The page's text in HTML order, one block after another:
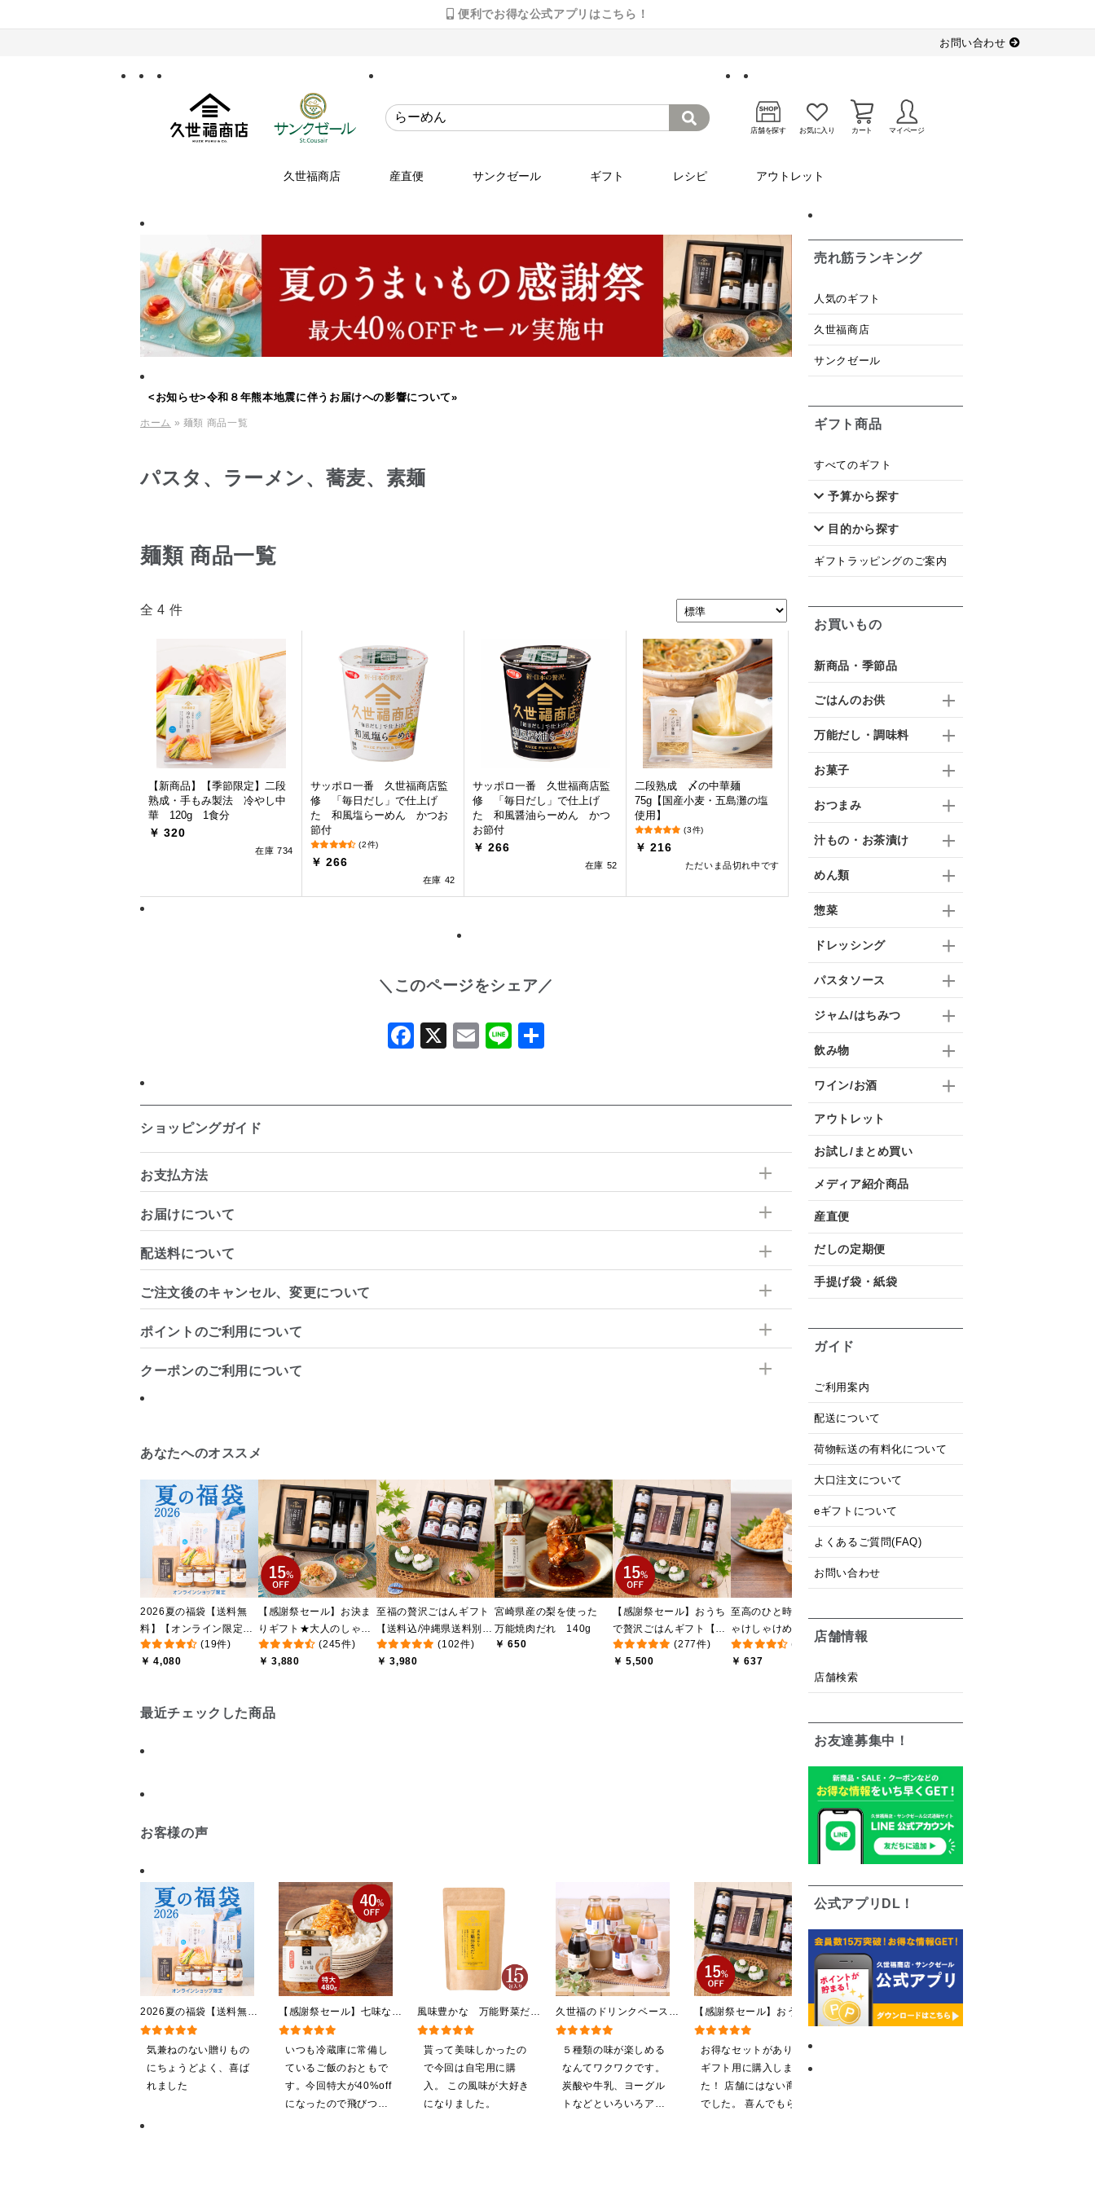
便利でお得な公式アプリはこちら！
お問い合わせ
店舗を探す お気に入り カート マイページ
久世福商店 産直便 サンクゼール ギフト レシピ アウトレット
<お知らせ>令和８年熊本地震に伴うお届けへの影響について»
ホーム » 麺類 商品一覧
パスタ、ラーメン、蕎麦、素麺
麺類 商品一覧
全 4 件
【新商品】【季節限定】二段
熟成・手もみ製法 冷やし中
華 120g 1食分
￥ 320
在庫 734
サッポロ一番 久世福商店監
修 「毎日だし」で仕上げ
た 和風塩らーめん かつお
節付
(2件)
￥ 266
在庫 42
サッポロ一番 久世福商店監
修 「毎日だし」で仕上げ
た 和風醤油らーめん かつ
お節付
￥ 266
在庫 52
二段熟成 〆の中華麺
75g【国産小麦・五島灘の塩
使用】
(3件)
￥ 216
ただいま品切れ中です
＼このページをシェア／
Facebook
X Email
Line
ショッピングガイド
お支払方法
お届けについて
配送料について
ご注文後のキャンセル、変更について
ポイントのご利用について
クーポンのご利用について
あなたへのオススメ
2026夏の福袋【送料無
料】【オンライン限定】
【ポイントキャンペーン
実施中】【のし・ラッピ
(19件)
￥ 4,080
【感謝祭セール】お決ま
りギフト★大人のしゃけ
しゃけめんたい入り【送
料込/沖縄県送料別途】
(245件)
￥ 3,880
至福の贅沢ごはんギフト
【送料込/沖縄県送料別
途】【化粧箱包装付/オン
ライン限定】
(102件)
￥ 3,980
宮崎県産の梨を使った
万能焼肉だれ 140g
￥ 650
【感謝祭セール】おうち
で贅沢ごはんギフト【送
料無料/沖縄県送料別途】
【化粧箱包装付/オンライ
(277件)
￥ 5,500
至高のひと時 大人のし
ゃけしゃけめんたい
80g【鮭ほぐし・フレー
ク】
(193件)
￥ 637
／希釈タイプ）(12件)
最近チェックした商品
お客様の声
【感謝祭セール】七味なめ
茸 480g（特大）（八幡
屋礒五郎の七味唐辛子入
り）
いつも冷蔵庫に常備し
ているご飯のおともで
す。今回特大が40%off
になったので飛びつき
【感謝祭セール】おうちで
贅沢ごはんギフト【送料無
料/沖縄県送料別途】【化
粧箱包装付/オンライン限
定】
お得なセットがあり、
ギフト用に購入しまし
た！ 店舗にはない商品
でした。 喜んでもらえ
2026夏の福袋【送料無
料】【オンライン限定】
【ポイントキャンペーン実
施中】【のし・ラッピン
グ・化粧箱詰め不可】
気兼ねのない贈りもの
にちょうどよく、喜ば
れました
黒糖ミルク珈琲の素
275ml （ドリンクベース／
久世福のドリンクベース
全5種飲み比べまとめ買
い 5本入（ドリンクベー
ス／希釈タイプ）
５種類の味が楽しめる
なんてワクワクです。
炭酸や牛乳、ヨーグル
トなどといろいろアレ
風味豊かな 万能野菜だ
し 120g（8g×15包）
【だしパック】
貰って美味しかったの
で今回は自宅用に購
入。 この風味が大好き
になりました。
売れ筋ランキング
人気のギフト
久世福商店
サンクゼール
ギフト商品
すべてのギフト
予算から探す
目的から探す
ギフトラッピングのご案内
お買いもの
新商品・季節品
ごはんのお供
万能だし・調味料
お菓子
おつまみ
汁もの・お茶漬け
めん類
惣菜
ドレッシング
パスタソース
ジャム/はちみつ
飲み物
ワイン/お酒
アウトレット
お試し/まとめ買い
メディア紹介商品
産直便
だしの定期便
手提げ袋・紙袋
ガイド
ご利用案内
配送について
荷物転送の有料化について
大口注文について
eギフトについて
よくあるご質問(FAQ)
お問い合わせ
店舗情報
店舗検索
お友達募集中！
公式アプリDL！